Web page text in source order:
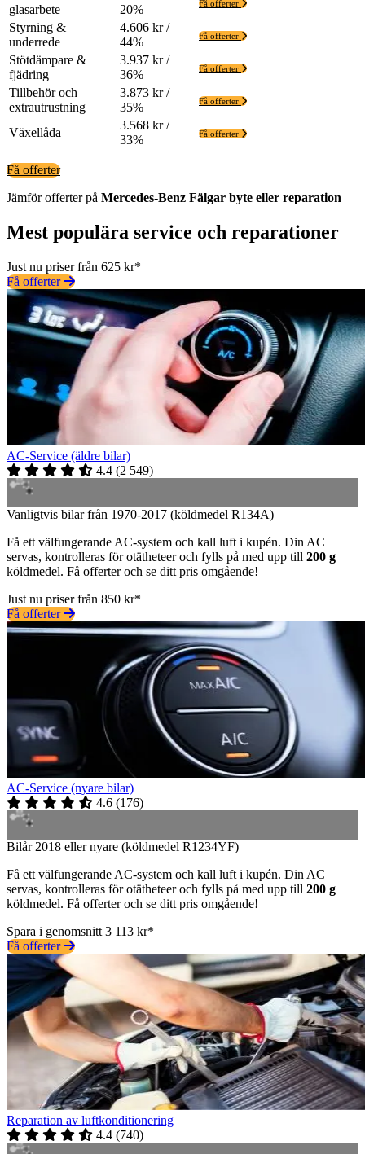
glasarbete
20%
Få offerter
Styrning &
underrede
4.606 kr /
44%
Få offerter
Stötdämpare &
fjädring
3.937 kr /
36%
Få offerter
Tillbehör och
extrautrustning
3.873 kr /
35%
Få offerter
Växellåda
3.568 kr /
33%
Få offerter
Få offerter
Jämför offerter på Mercedes-Benz Fälgar byte eller reparation
Mest populära service och reparationer
Just nu priser från 625 kr*
Få offerter
AC-Service (äldre bilar)
4.4 (2 549)
Vanligtvis bilar från 1970-2017 (köldmedel R134A)
Få ett välfungerande AC-system och kall luft i kupén. Din AC
servas, kontrolleras för otätheteer och fylls på med upp till 200 g
köldmedel. Få offerter och se ditt pris omgående!
Just nu priser från 850 kr*
Få offerter
AC-Service (nyare bilar)
4.6 (176)
Bilår 2018 eller nyare (köldmedel R1234YF)
Få ett välfungerande AC-system och kall luft i kupén. Din AC
servas, kontrolleras för otätheteer och fylls på med upp till 200 g
köldmedel. Få offerter och se ditt pris omgående!
Spara i genomsnitt 3 113 kr*
Få offerter
Reparation av luftkonditionering
4.4 (740)